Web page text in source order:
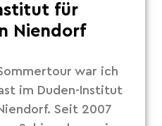
für
Niendorf
war ich
im Duden-Institut
Seit 2007